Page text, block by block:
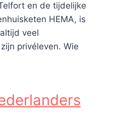
en de tijdelijke
HEMA, is
veel
privéleven. Wie